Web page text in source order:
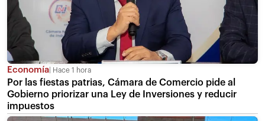
Economía Hace 1 hora
Por las fiestas patrias, Cámara de Comercio pide al
Gobierno priorizar una Ley de Inversiones y reducir
impuestos